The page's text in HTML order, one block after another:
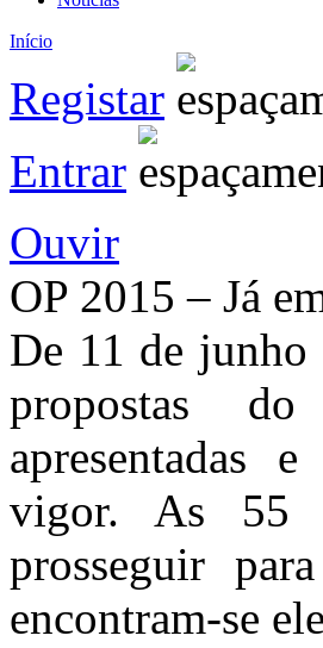
Início
Registar
Entrar
Ouvir
OP 2015 – Já
De 11 de junho
propostas
apresentadas
vigor. As 55
prosseguir
encontram-se